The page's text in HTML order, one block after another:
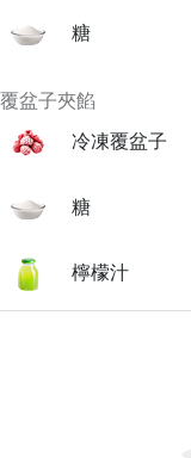
糖
覆盆子夾餡
冷凍覆盆子
糖
檸檬汁